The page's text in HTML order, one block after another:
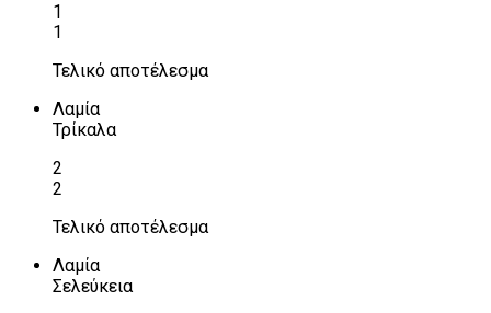
1
1
Τελικό αποτέλεσμα
Λαμία
Τρίκαλα
2
2
Τελικό αποτέλεσμα
Λαμία
Σελεύκεια